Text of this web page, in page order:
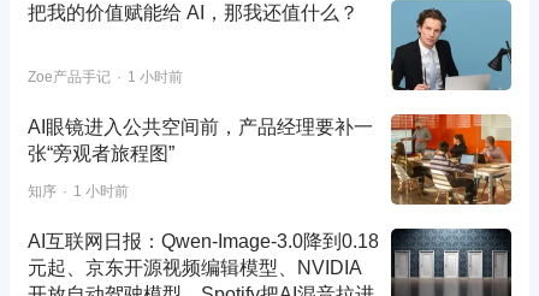
把我的价值赋能给 AI，那我还值什么？
Zoe产品手记 1 小时前
AI眼镜进入公共空间前，产品经理要补一
张“旁观者旅程图”
知序 1 小时前
AI互联网日报：Qwen-Image-3.0降到0.18
元起、京东开源视频编辑模型、NVIDIA